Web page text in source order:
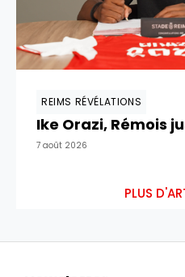
REIMS RÉVÉLATIONS
Ike Orazi, Rémois
7 août 2026
PLUS